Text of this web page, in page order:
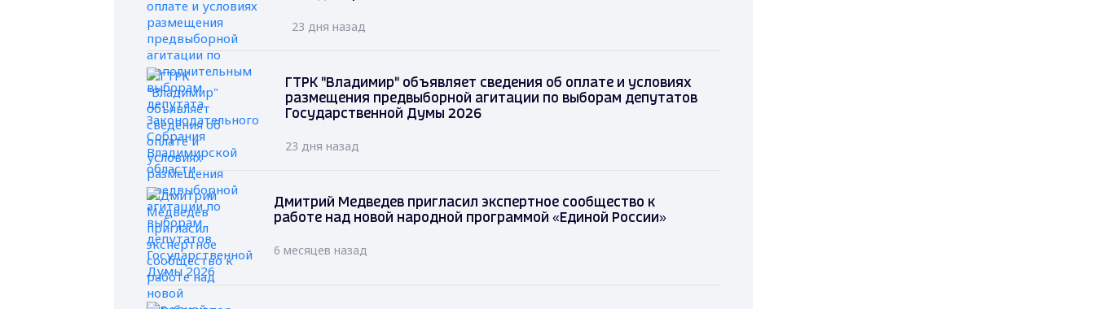
23 дня назад
ГТРК "Владимир" объявляет сведения об оплате и условиях
размещения предвыборной агитации по выборам депутатов
Государственной Думы 2026
23 дня назад
Дмитрий Медведев пригласил экспертное сообщество к
работе над новой народной программой «Единой России»
6 месяцев назад